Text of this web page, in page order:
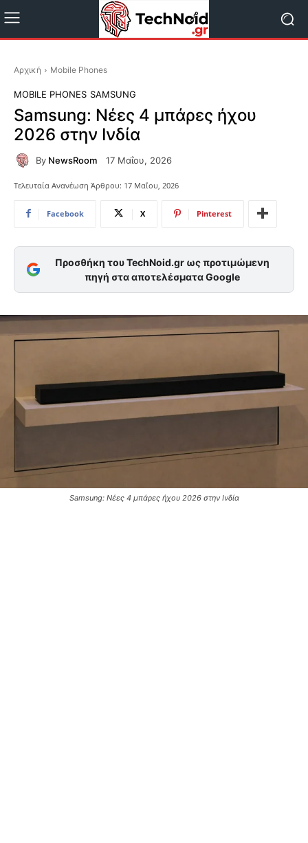
Αρχική Mobile Phones
MOBILE PHONES SAMSUNG
Samsung: Νέες 4 μπάρες ήχου
2026 στην Ινδία
By NewsRoom 17 Μαΐου, 2026
Τελευταία Ανανέωση Άρθρου: 17 Μαΐου, 2026
Facebook X Pinterest
Προσθήκη του TechNoid.gr ως προτιμώμενη
πηγή στα αποτελέσματα Google
Samsung: Νέες 4 μπάρες ήχου 2026 στην Ινδία